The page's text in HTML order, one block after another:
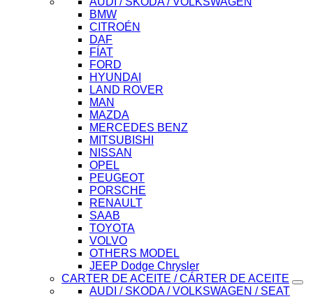
BMW
CITROÉN
DAF
FÍAT
FORD
HYUNDAI
LAND ROVER
MAN
MAZDA
MERCEDES BENZ
MITSUBISHI
NISSAN
OPEL
PEUGEOT
PORSCHE
RENAULT
SAAB
TOYOTA
VOLVO
OTHERS MODEL
JEEP Dodge Chrysler
CARTER DE ACEITE / CÁRTER DE ACEITE
AUDI / SKODA / VOLKSWAGEN / SEAT